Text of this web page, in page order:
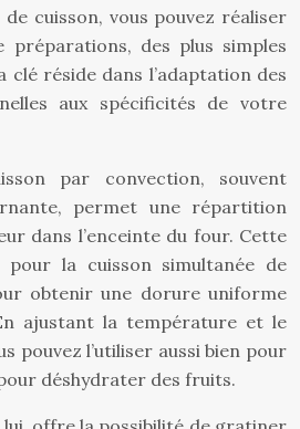
cuisson, vous pouvez réaliser
préparations, des plus simples
clé réside dans l’adaptation des
aux spécificités de votre
par convection, souvent
permet une répartition
dans l’enceinte du four. Cette
pour la cuisson simultanée de
obtenir une dorure uniforme
ajustant la température et le
pouvez l’utiliser aussi bien pour
déshydrater des fruits.